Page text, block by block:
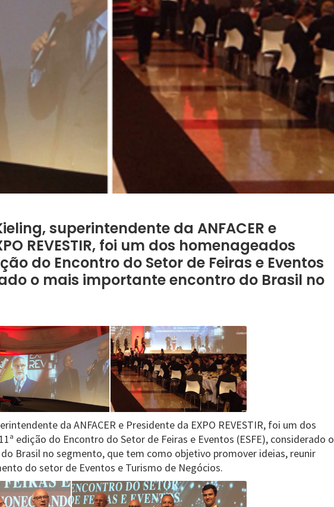
superintendente da ANFACER e
REVESTIR, foi um dos homenageados
do Encontro do Setor de Feiras e Eventos
o mais importante encontro do Brasil no
da ANFACER e Presidente da EXPO REVESTIR, foi um dos
edição do Encontro do Setor de Feiras e Eventos (ESFE), considerado o
Brasil no segmento, que tem como objetivo promover ideias, reunir
do setor de Eventos e Turismo de Negócios.